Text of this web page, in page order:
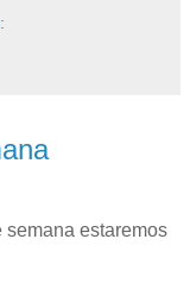
semana estaremos